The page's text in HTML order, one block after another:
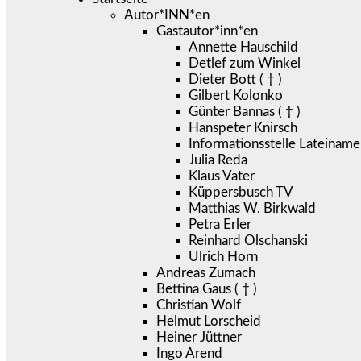
Autor*INN*en
Gastautor*inn*en
Annette Hauschild
Detlef zum Winkel
Dieter Bott ( † )
Gilbert Kolonko
Günter Bannas ( † )
Hanspeter Knirsch
Informationsstelle
Julia Reda
Klaus Vater
Küppersbusch TV
Matthias W. Birkwald
Petra Erler
Reinhard Olschanski
Ulrich Horn
Andreas Zumach
Bettina Gaus ( † )
Christian Wolf
Helmut Lorscheid
Heiner Jüttner
Ingo Arend